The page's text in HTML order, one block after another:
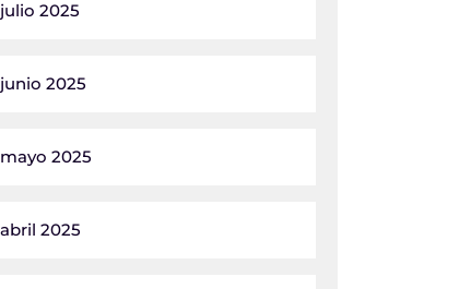
julio 2025
junio 2025
mayo 2025
abril 2025